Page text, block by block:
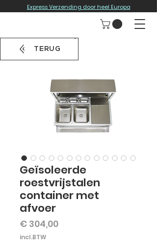
Express Verzending door heel Europa
Geïsoleerde
roestvrijstalen
container met
afvoer
€ 304,00Prijs
incl.BTW
TERUG